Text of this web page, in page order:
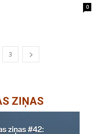
0
3
ZIŅAS